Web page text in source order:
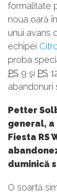
formalitate
noua oară
unui avans
echipei
proba
PS 9 şi PS
abandonuri
Petter
general,
Fiesta RS
duminică
O soartă